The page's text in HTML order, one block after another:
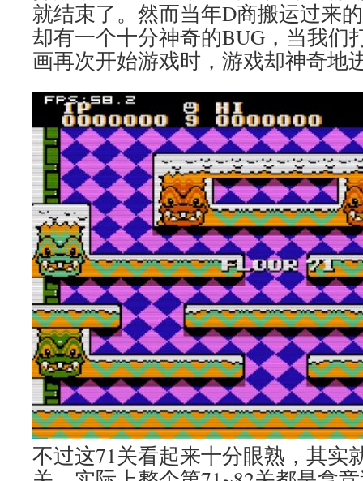
就结束了。然而当年D商搬运过来
却有一个十分神奇的BUG，当我们
画再次开始游戏时，游戏却神奇地
不过这71关看起来十分眼熟，其实